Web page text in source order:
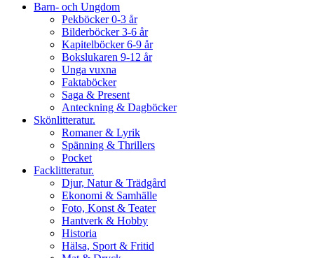
Barn- och Ungdom
Pekböcker 0-3 år
Bilderböcker 3-6 år
Kapitelböcker 6-9 år
Bokslukaren 9-12 år
Unga vuxna
Faktaböcker
Saga & Present
Anteckning & Dagböcker
Skönlitteratur.
Romaner & Lyrik
Spänning & Thrillers
Pocket
Facklitteratur.
Djur, Natur & Trädgård
Ekonomi & Samhälle
Foto, Konst & Teater
Hantverk & Hobby
Historia
Hälsa, Sport & Fritid